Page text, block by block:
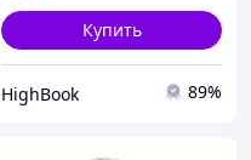
Купить
HighBook 89%